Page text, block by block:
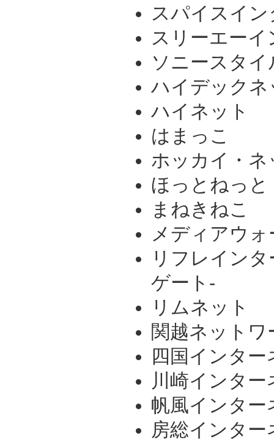
スパイスイ
スリーエー
ソニースタ
ハイデックネ
ハイネット
はまっこ
ホッカイ・ネ
ほっとねっと
まねきねこ
メディアウォ
リフレイン
ゲート-
リムネット
関越ネットワ
四国インター
川崎インター
帆風インタ
房総インター